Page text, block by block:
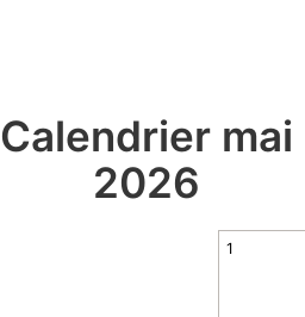
Calendrier mai
2026
1